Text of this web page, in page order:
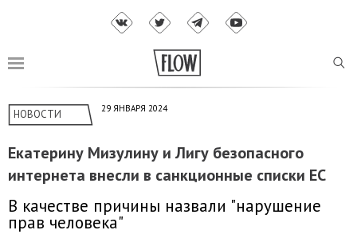
НОВОСТИ 29 ЯНВАРЯ 2024
Екатерину Мизулину и Лигу безопасного
интернета внесли в санкционные списки ЕС
В качестве причины назвали "нарушение
прав человека"